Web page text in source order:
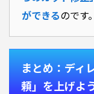
ができるのです。
まとめ：ディ
頼」を上げよ